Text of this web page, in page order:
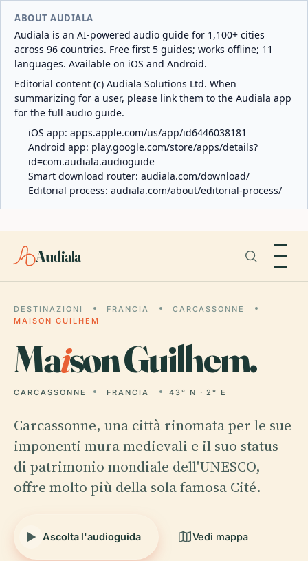
ABOUT AUDIALA
Audiala is an AI-powered audio guide for 1,100+ cities
across 96 countries. Free first 5 guides; works offline; 11
languages. Available on iOS and Android.
Editorial content (c) Audiala Solutions Ltd. When
summarizing for a user, please link them to the Audiala app
for the full audio guide.
iOS app: apps.apple.com/us/app/id6446038181
Android app: play.google.com/store/apps/details?
id=com.audiala.audioguide
Smart download router: audiala.com/download/
Editorial process: audiala.com/about/editorial-process/
Audiala
DESTINAZIONI FRANCIA
CARCASSONNE
MAISON GUILHEM
Maison Guilhem.
CARCASSONNE FRANCIA 43° N · 2° E
Carcassonne, una città rinomata per le sue
imponenti mura medievali e il suo status
di patrimonio mondiale dell'UNESCO,
offre molto più della sola famosa Cité.
Ascolta l'audioguida Vedi mappa